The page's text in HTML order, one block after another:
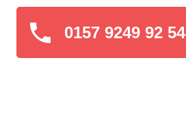
0157 9249 92 54